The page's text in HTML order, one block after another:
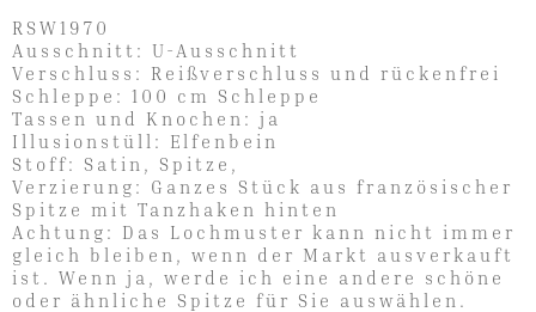
RSW1970
Ausschnitt: U-Ausschnitt
Verschluss: Reißverschluss und rückenfrei
Schleppe: 100 cm Schleppe
Tassen und Knochen: ja
Illusionstüll: Elfenbein
Stoff: Satin, Spitze,
Verzierung: Ganzes Stück aus französischer
Spitze mit Tanzhaken hinten
Achtung: Das Lochmuster kann nicht immer
gleich bleiben, wenn der Markt ausverkauft
ist. Wenn ja, werde ich eine andere schöne
oder ähnliche Spitze für Sie auswählen.